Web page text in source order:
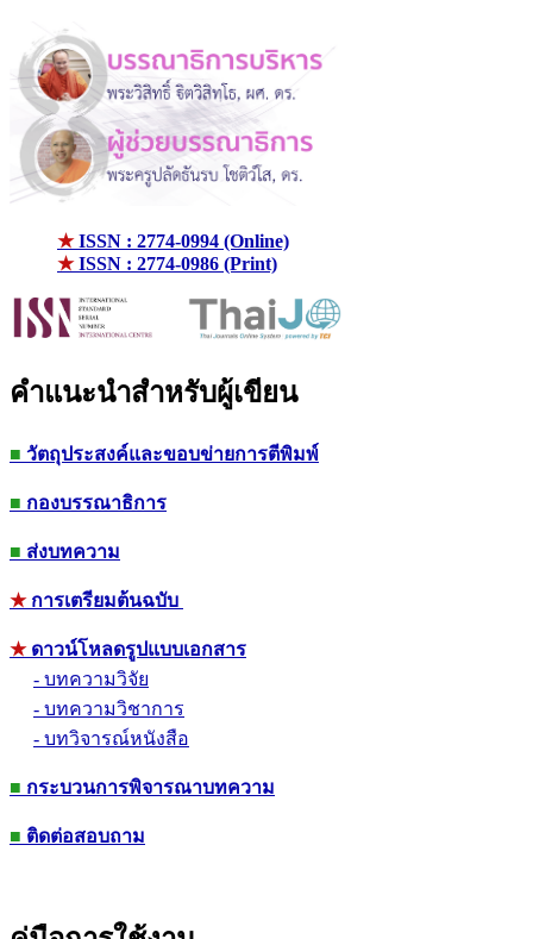
★ISSN : 2774-0994 (Online)
★ISSN : 2774-0986 (Print)
คำแนะนำสำหรับผู้เขียน
■ วัตถุประสงค์และขอบข่ายการตีพิมพ์
■ กองบรรณาธิการ
■ ส่งบทความ
★การเตรียมต้นฉบับ
★ดาวน์โหลดรูปแบบเอกสาร
- บทความวิจัย
- บทความวิชาการ
- บทวิจารณ์หนังสือ
■ กระบวนการพิจารณาบทความ
■ ติดต่อสอบถาม